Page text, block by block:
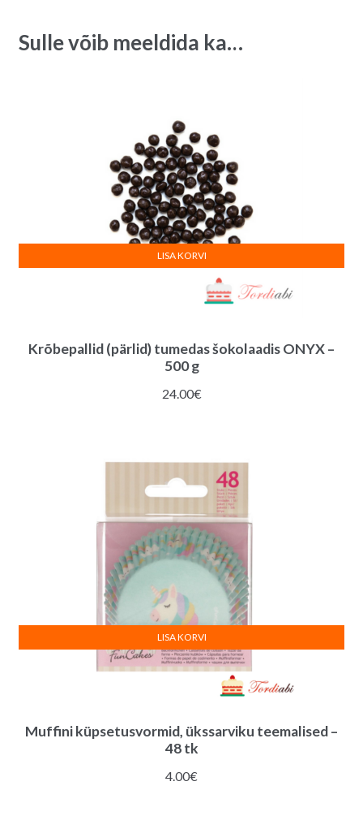
Sulle võib meeldida ka…
Krõbepallid (pärlid) tumedas šokolaadis ONYX –
500 g
24.00€
LISA KORVI
Muffini küpsetusvormid, ükssarviku teemalised –
48 tk
4.00€
LISA KORVI